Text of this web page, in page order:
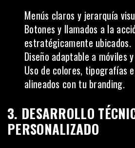
Menús claros y jerarquía
Botones y llamados a la
estratégicamente ubicados.
Diseño adaptable a móviles
Uso de colores, tipografías
alineados con tu branding.
3. DESARROLLO
PERSONALIZADO